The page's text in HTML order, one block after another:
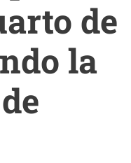
de
la